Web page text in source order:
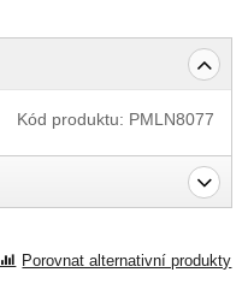
Kód produktu: PMLN8077
Porovnat alternativní produkty